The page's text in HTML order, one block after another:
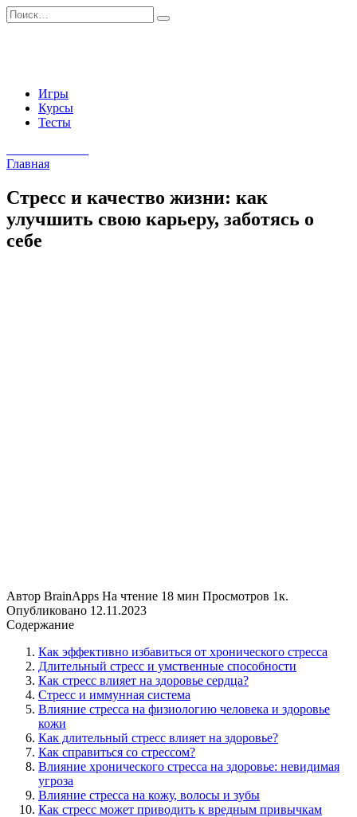
Перейти
к
Search
for:
Игры
Курсы
Тесты
Главная
Стресс и качество жизни: как
улучшить свою карьеру, заботясь о
себе
Автор BrainApps На чтение 18 мин Просмотров 1к.
Опубликовано 12.11.2023
Содержание
Как эффективно избавиться от хронического стресса
Длительный стресс и умственные способности
Как стресс влияет на здоровье сердца?
Стресс и иммунная система
Влияние стресса на физиологию человека и здоровье
кожи
Как длительный стресс влияет на здоровье?
Как справиться со стрессом?
Влияние хронического стресса на здоровье: невидимая
угроза
Влияние стресса на кожу, волосы и зубы
Как стресс может приводить к вредным привычкам